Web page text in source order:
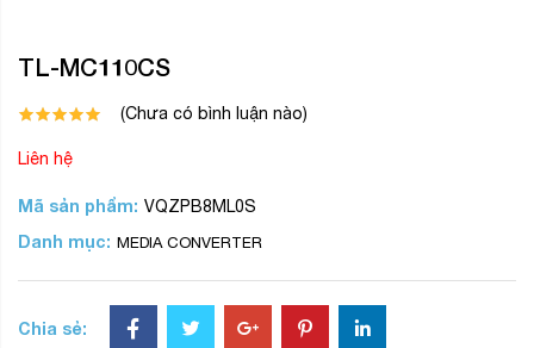
TL-MC110CS
(Chưa có bình luận nào)
Liên hệ
Mã sản phẩm: VQZPB8ML0S
Danh mục: MEDIA CONVERTER
Chia sẻ: